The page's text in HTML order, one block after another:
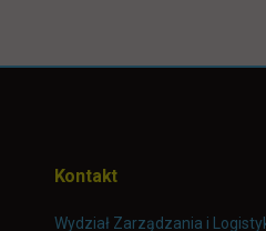
Kontakt
Wydział Zarządzania i